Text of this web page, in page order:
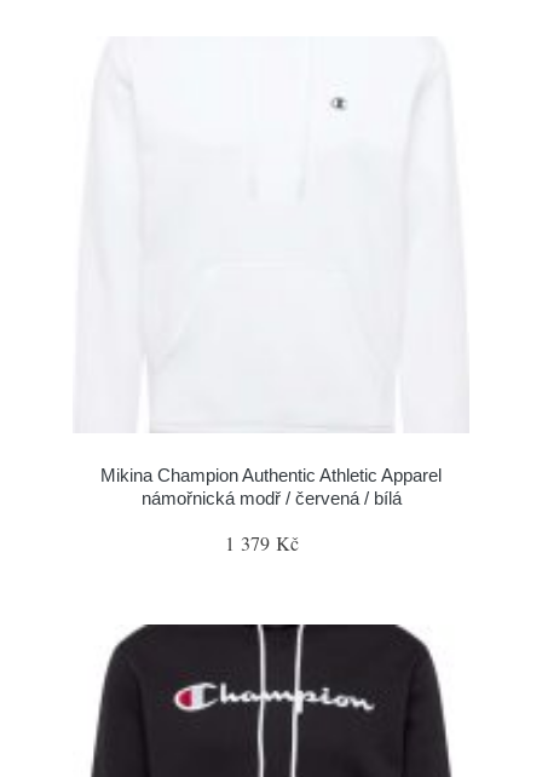
Mikina Champion Authentic Athletic Apparel
námořnická modř / červená / bílá
1 379 Kč